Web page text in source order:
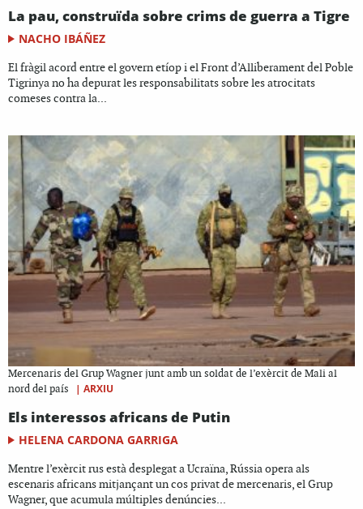
La pau, construïda sobre crims de guerra a Tigre
NACHO IBÁÑEZ
El fràgil acord entre el govern etíop i el Front d’Alliberament del Poble
Tigrinya no ha depurat les responsabilitats sobre les atrocitats
comeses contra la...
Mercenaris del Grup Wagner junt amb un soldat de l’exèrcit de Mali al
nord del país
| ARXIU
Els interessos africans de Putin
HELENA CARDONA GARRIGA
Mentre l’exèrcit rus està desplegat a Ucraïna, Rússia opera als
escenaris africans mitjançant un cos privat de mercenaris, el Grup
Wagner, que acumula múltiples denúncies...